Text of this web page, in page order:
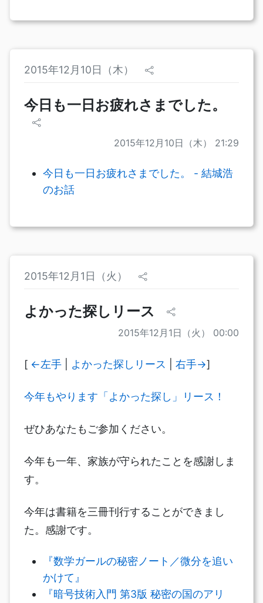
2015年12月10日（木）
今日も一日お疲れさまでした。
2015年12月10日（木） 21:29
今日も一日お疲れさまでした。 - 結城浩
のお話
2015年12月1日（火）
よかった探しリース
2015年12月1日（火） 00:00
[ ←左手 よかった探しリース 右手→]
今年もやります「よかった探し」リース！
ぜひあなたもご参加ください。
今年も一年、家族が守られたことを感謝しま
す。
今年は書籍を三冊刊行することができまし
た。感謝です。
『数学ガールの秘密ノート／微分を追い
かけて』
『暗号技術入門 第3版 秘密の国のアリ